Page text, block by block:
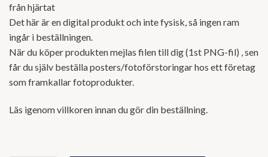
från hjärtat
Det här är en digital produkt och inte fysisk, så ingen ram
ingår i beställningen.
När du köper produkten mejlas filen till dig (1st PNG-fil) , sen
får du själv beställa posters/fotoförstoringar hos ett företag
som framkallar fotoprodukter.
Läs igenom villkoren innan du gör din beställning.